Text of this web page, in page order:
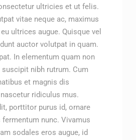
ultricies et ut felis.
vitae neque ac, maximus
ultrices augue. Quisque vel
auctor volutpat in quam.
In elementum quam non
nibh rutrum. Cum
et magnis dis
ridiculus mus.
porttitor purus id, ornare
nunc. Vivamus
sodales eros augue, id